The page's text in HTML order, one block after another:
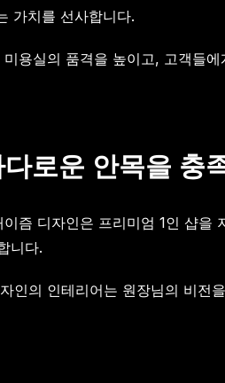
가치를 선사합니다.
용실의 품격을 높이고, 고객들
로운 안목을 충
즘 디자인은 프리미엄 1인 샵
니다.
인의 인테리어는 원장님의 비